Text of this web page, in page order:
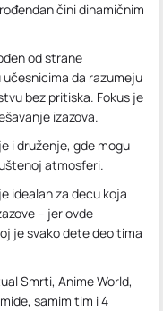
čini dinamičnim
od strane
da razumeju
bez pritiska. Fokus je
izazova.
i druženje, gde mogu
atmosferi.
idealan za decu koja
– jer ovde
je svako dete deo tima
Smrti, Anime World,
samim tim i 4